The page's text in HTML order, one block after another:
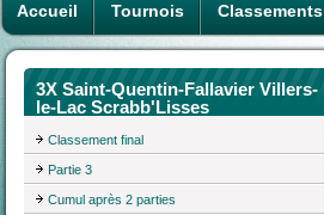
Accueil Tournois Classements
3X Saint-Quentin-Fallavier Villers-
le-Lac Scrabb'Lisses
Classement final
Partie 3
Cumul après 2 parties